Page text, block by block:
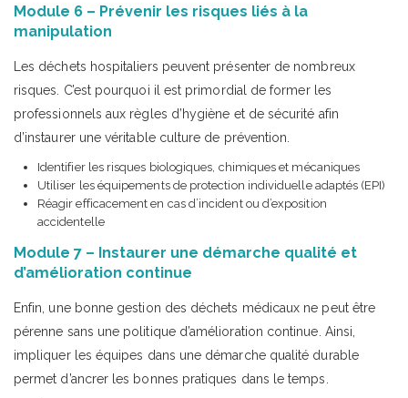
Module 6 – Prévenir les risques liés à la
manipulation
Les déchets hospitaliers peuvent présenter de nombreux
risques. C’est pourquoi il est primordial de former les
professionnels aux règles d’hygiène et de sécurité afin
d’instaurer une véritable culture de prévention.
Identifier les risques biologiques, chimiques et mécaniques
Utiliser les équipements de protection individuelle adaptés (EPI)
Réagir efficacement en cas d’incident ou d’exposition
accidentelle
Module 7 – Instaurer une démarche qualité et
d’amélioration continue
Enfin, une bonne gestion des déchets médicaux ne peut être
pérenne sans une politique d’amélioration continue. Ainsi,
impliquer les équipes dans une démarche qualité durable
permet d’ancrer les bonnes pratiques dans le temps.